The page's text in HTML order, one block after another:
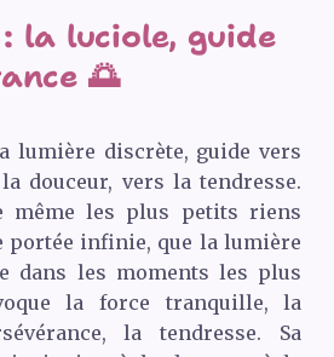
la luciole, guide
🌅
lumière discrète, guide vers
douceur, vers la tendresse.
même les plus petits riens
portée infinie, que la lumière
dans les moments les plus
la force tranquille, la
la tendresse. Sa